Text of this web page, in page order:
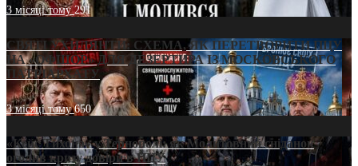
3 місяці тому291
СВЯТІ УХИЛЯНТИ: СХЕМА, ЯК ПЕРЕТВОРИТИ ПЦУ
НА «ОФШОР» ДЛЯ ДЕЗЕРТИРА ІЗ МОСКОВСЬКОГО
ПАТРІАРХАТУ
3 місяці тому650
«Кейс Тихона» у Тернополі: як Молитовний сніданок
оголив кризу довіри в ПЦУ